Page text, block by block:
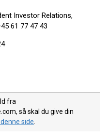
Investor Relations,
61 77 47 43
fra
så skal du give din
side